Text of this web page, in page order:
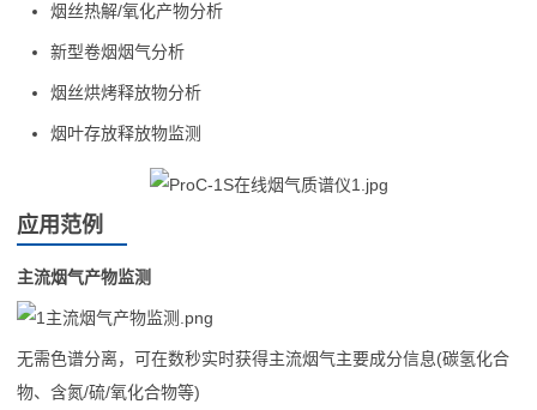
烟丝热解/氧化产物分析
新型卷烟烟气分析
烟丝烘烤释放物分析
烟叶存放释放物监测
应用范例
主流烟气产物监测
无需色谱分离，可在数秒实时获得主流烟气主要成分信息(碳氢化合
物、含氮/硫/氧化合物等)